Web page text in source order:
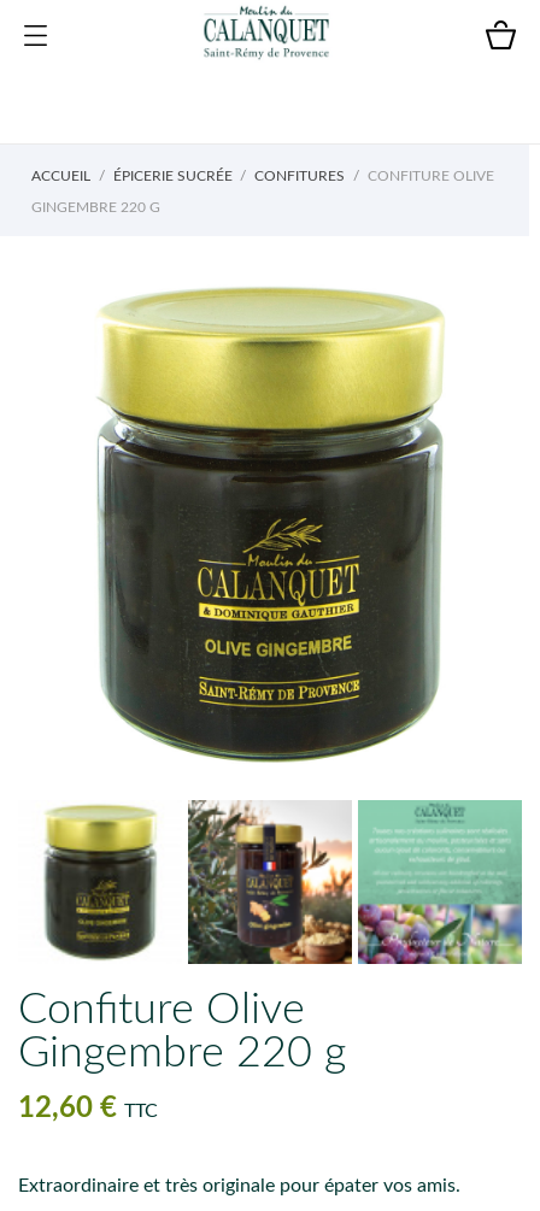
ACCUEIL ÉPICERIE SUCRÉE CONFITURES CONFITURE OLIVE
GINGEMBRE 220 G
Confiture Olive
Gingembre 220 g
12,60 € TTC
Extraordinaire et très originale pour épater vos amis.